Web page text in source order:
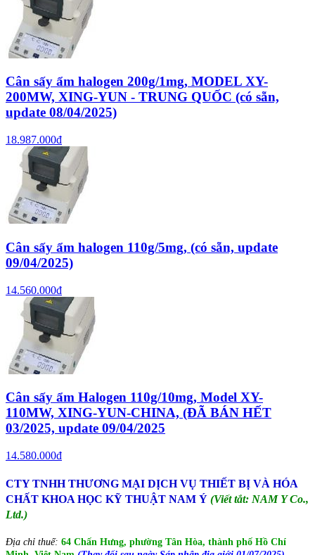
Cân sấy ẩm halogen 200g/1mg, MODEL XY-
200MW, XING-YUN - TRUNG QUỐC (có sẵn,
update 08/04/2025)
18.987.000đ
Cân sấy ẩm halogen 110g/5mg, (có sẵn, update
09/04/2025)
14.560.000đ
Cân sấy ẩm Halogen 110g/10mg, Model XY-
110MW, XING-YUN-CHINA, (ĐÃ BÁN HẾT
03/2025, update 09/04/2025
14.580.000đ
CTY TNHH THƯƠNG MẠI DỊCH VỤ THIẾT BỊ VÀ HÓA
CHẤT KHOA HỌC KỸ THUẬT NAM Ý (Viết tắt: NAM Y Co.,
Ltd.)
Địa chỉ thuế: 64 Chấn Hưng, phường Tân Hòa, thành phố Hồ Chí